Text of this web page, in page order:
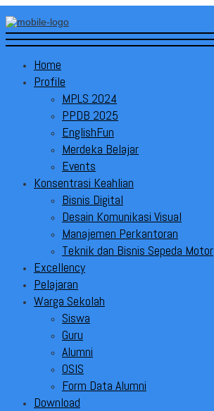
Home
Profile
MPLS 2024
PPDB 2025
EnglishFun
Merdeka Belajar
Events
Konsentrasi Keahlian
Bisnis Digital
Desain Komunikasi Visual
Manajemen Perkantoran
Teknik dan Bisnis Sepeda Motor
Excellency
Pelajaran
Warga Sekolah
Siswa
Guru
Alumni
OSIS
Form Data Alumni
Download